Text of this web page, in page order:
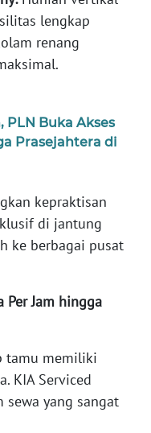
lengkap
renang
PLN Buka Akses
Prasejahtera di
kepraktisan
di jantung
ke berbagai pusat
Per Jam hingga
tamu memiliki
KIA Serviced
yang sangat